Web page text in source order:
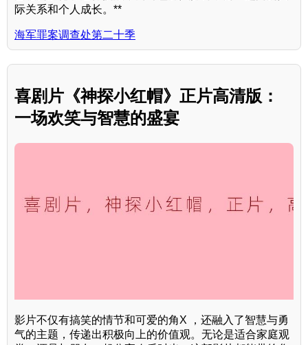
际关系和个人成长。**
海军罪案调查处第二十季
喜剧片《神探小红帽》正片高清版：
一场欢笑与智慧的盛宴
影片不仅有搞笑的情节和可爱的角X ，还融入了智慧与勇
气的主题，传递出积极向上的价值观。无论是适合家庭观